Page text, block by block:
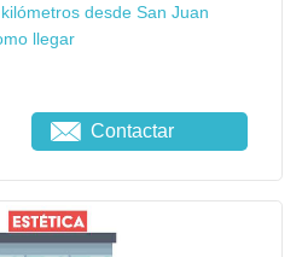
desde San Juan
llegar
Contactar